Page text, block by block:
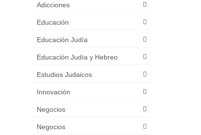
Adicciones
Educación
Educación Judía
Educación Judía y Hebreo
Estudios Judaicos
Innovación
Negocios
Negocios